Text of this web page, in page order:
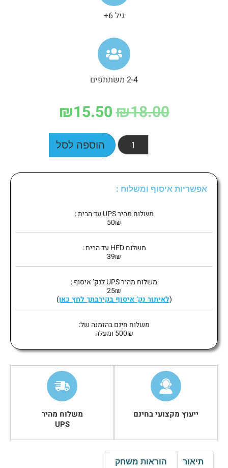
גיל 6+
2-4 משתתפים
₪18.00
₪15.50
הוספה לסל
אפשריות איסוף ומשלוח :
משלוח מהיר UPS עד הבית :
50₪
משלוח HFD עד הבית :
39₪
משלוח מהיר UPS לנק’ איסוף :
25₪
(לאיתור נק’ איסוף בקירבתך לחץ כאן)
משלוח חינם בהזמנה של:
500₪ ומעלה
ייעוץ מקצועי בחינם
משלוח מהיר
UPS
תיאור הוראות משחק